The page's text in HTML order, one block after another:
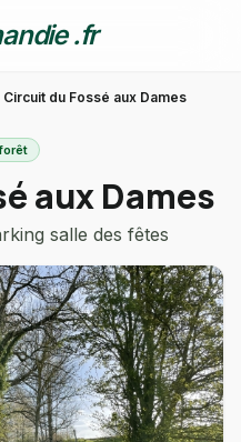
.fr
Circuit du Fossé aux Dames
aux Dames
salle des fêtes